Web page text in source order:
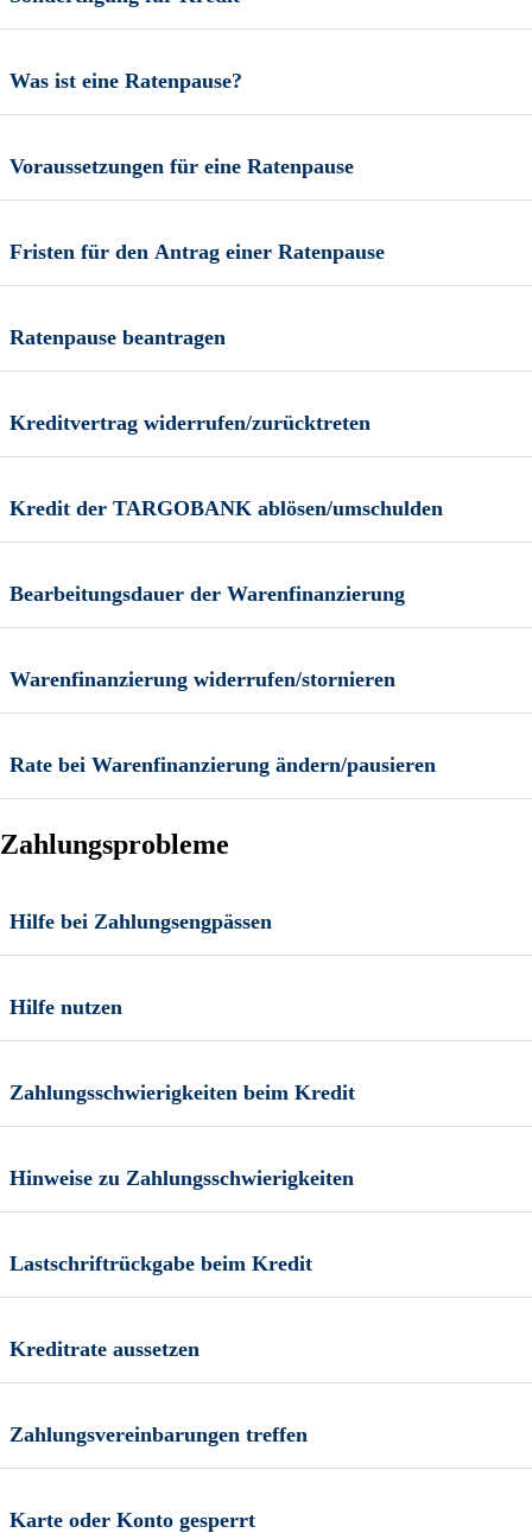
Was ist eine Ratenpause?
Voraussetzungen für eine Ratenpause
Fristen für den Antrag einer Ratenpause
Ratenpause beantragen
Kreditvertrag widerrufen/zurücktreten
Kredit der TARGOBANK ablösen/umschulden
Bearbeitungsdauer der Warenfinanzierung
Warenfinanzierung widerrufen/stornieren
Rate bei Warenfinanzierung ändern/pausieren
Zahlungsprobleme
Hilfe bei Zahlungsengpässen
Hilfe nutzen
Zahlungsschwierigkeiten beim Kredit
Hinweise zu Zahlungsschwierigkeiten
Lastschriftrückgabe beim Kredit
Kreditrate aussetzen
Zahlungsvereinbarungen treffen
Karte oder Konto gesperrt